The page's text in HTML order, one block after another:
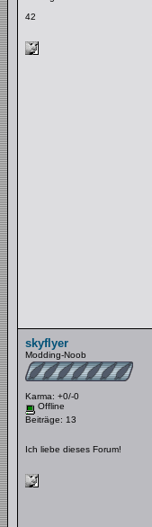
42
skyflyer
Modding-Noob
Karma: +0/-0
Offline
Beiträge: 13
Ich liebe dieses Forum!